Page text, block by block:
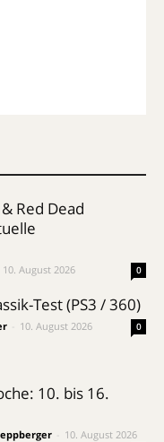
Red Dead
10. August 2026 0
Test (PS3 / 360)
10. August 2026 0
10. bis 16.
10. August 2026